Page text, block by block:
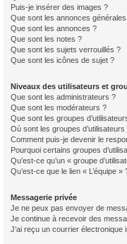
Puis-je insérer des images ?
Que sont les annonces
Que sont les annonces ?
Que sont les notes ?
Que sont les sujets verrouillés ?
Que sont les icônes de sujet ?
Niveaux des utilisateurs et
Que sont les administrateurs ?
Que sont les modérateurs ?
Que sont les groupes
Où sont les groupes
Comment puis-je devenir le
Pourquoi certains groupes
Qu’est-ce qu’un « groupe
Qu’est-ce que le lien « L’équipe »
Messagerie privée
Je ne peux pas envoyer de
Je continue à recevoir des
J’ai reçu un courrier électronique